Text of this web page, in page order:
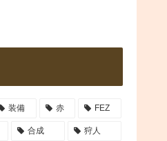
装備 赤 FEZ
合成 狩人